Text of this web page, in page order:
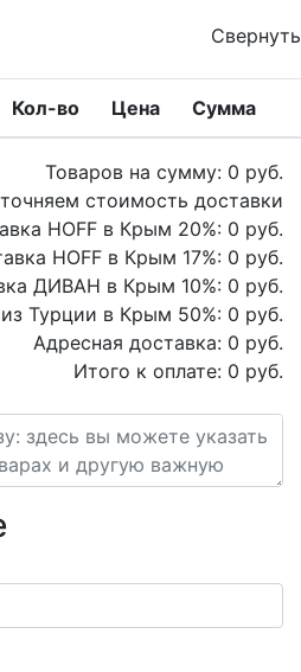
Свернуть
Кол-во Цена Сумма
Товаров на сумму: 0 руб.
стоимость доставки
HOFF в Крым 20%: 0 руб.
HOFF в Крым 17%: 0 руб.
ДИВАН в Крым 10%: 0 руб.
Турции в Крым 50%: 0 руб.
Адресная доставка: 0 руб.
Итого к оплате: 0 руб.